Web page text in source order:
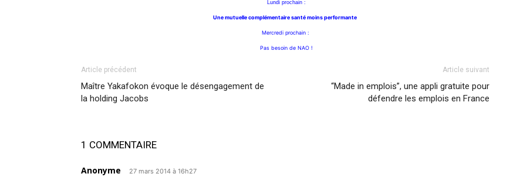
Lundi prochain :
Une mutuelle complémentaire santé moins performante
Mercredi prochain :
Pas besoin de NAO !
Article précédent
Maître Yakafokon évoque le désengagement de
la holding Jacobs
Article suivant
“Made in emplois”, une appli gratuite pour
défendre les emplois en France
1 COMMENTAIRE
Anonyme 27 mars 2014 à 16h27